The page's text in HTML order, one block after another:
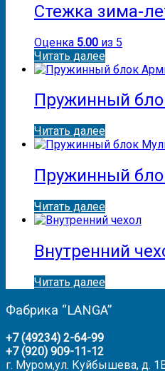
Стежка зима-
Оценка 5.00 из 5
Читать далее
Пружинный
Читать далее
Пружинный
Читать далее
Внутренний
Читать далее
Фабрика “LANGA”
+7 (49234) 2-64-99
+7 (920) 909-11-12
г. Муром,ул. Куйбышева, д.